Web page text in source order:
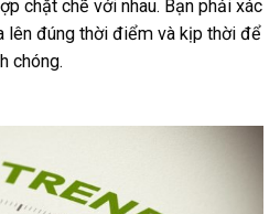
chặt chẽ với nhau. Bạn phải xác
lên đúng thời điểm và kịp thời để
chóng.